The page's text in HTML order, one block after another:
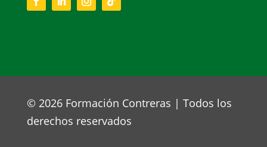
© 2026 Formación Contreras | Todos los
derechos reservados